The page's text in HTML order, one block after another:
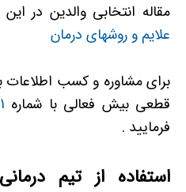
مقاله انتخابی والدین در
علایم و روشهای درمان
برای مشاوره و کسب اطلاعات
قطعی بیش فعالی با شماره
فرمایید .
استفاده از تیم